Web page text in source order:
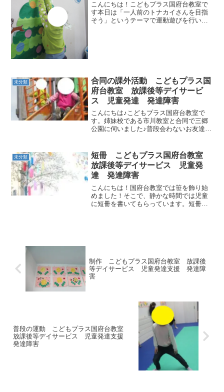
こんにちは！こどもプラス国府台教室で
す本日は「一人前のトナカイさんを目指
そう」というテーマで運動遊びを行いま
未分類
合同の課外活動 こどもプラス国
府台教室 放課後等デイサービ
ス 児童発達 発達障害
こんにちは♪こどもプラス国府台教室で
す。姉妹校である市川教室と合同で三郷
公園に伺いました♪普段会わないお友達と
に！！
未分類
短冊 こどもプラス国府台教室
放課後等デイサービス 児童発
達 発達障害
こんにちは！国府台教室では笹を飾り始
めました！そこで、静かな時間では児童
に短冊を書いてもらっています。短冊の
制作 こどもプラス国府台教室 放課後
等デイサービス 児童発達支援 発達障
害
普段の運動 こどもプラス国府台教室
放課後等デイサービス 児童発達支援
発達障害